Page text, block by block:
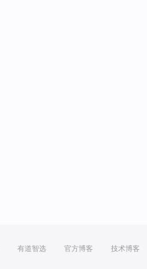
有道智选 官方博客 技术博客